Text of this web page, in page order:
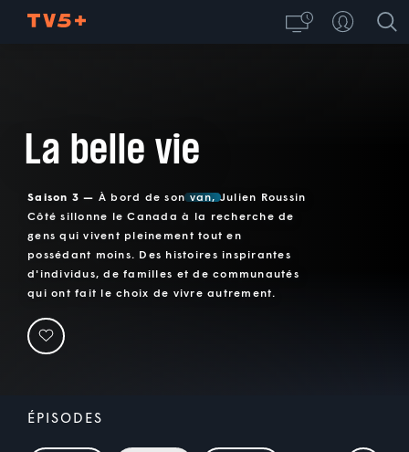
La belle vie
Saison 3 — À bord de son van, Julien Roussin
Côté sillonne le Canada à la recherche de
gens qui vivent pleinement tout en
possédant moins. Des histoires inspirantes
d'individus, de familles et de communautés
qui ont fait le choix de vivre autrement.
ÉPISODES